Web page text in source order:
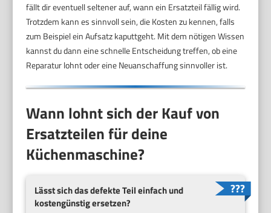
fällt dir eventuell seltener auf, wann ein Ersatzteil fällig wird.
Trotzdem kann es sinnvoll sein, die Kosten zu kennen, falls
zum Beispiel ein Aufsatz kaputtgeht. Mit dem nötigen Wissen
kannst du dann eine schnelle Entscheidung treffen, ob eine
Reparatur lohnt oder eine Neuanschaffung sinnvoller ist.
Wann lohnt sich der Kauf von
Ersatzteilen für deine
Küchenmaschine?
Lässt sich das defekte Teil einfach und
kostengünstig ersetzen?